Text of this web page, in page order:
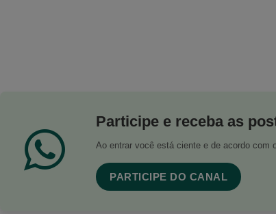
Participe e receba as
Ao entrar você está ciente e de acordo com
PARTICIPE DO CANAL